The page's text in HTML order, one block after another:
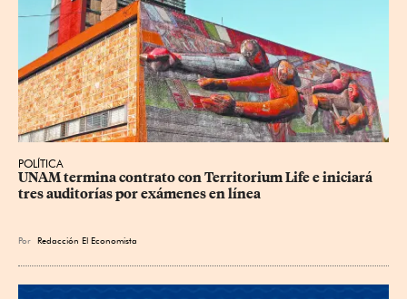
POLÍTICA
UNAM termina contrato con Territorium Life e iniciará
tres auditorías por exámenes en línea
Por Redacción El Economista